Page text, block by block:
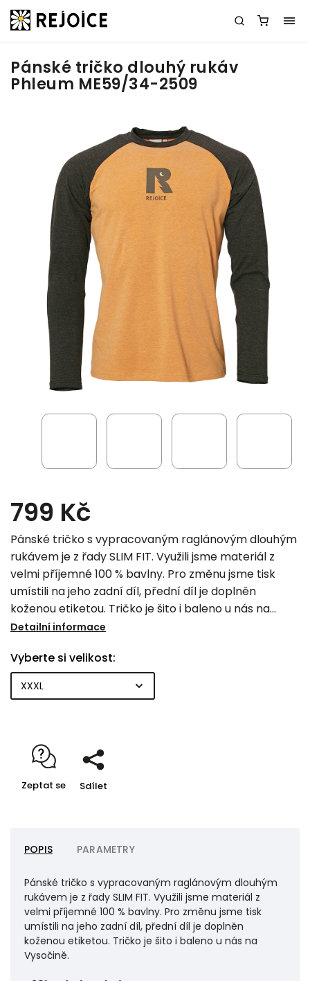
Pánské tričko dlouhý rukáv
Phleum ME59/34-2509
799 Kč
Pánské tričko s vypracovaným raglánovým dlouhým
rukávem je z řady SLIM FIT. Využili jsme materiál z
velmi příjemné 100 % bavlny. Pro změnu jsme tisk
umístili na jeho zadní díl, přední díl je doplněn
koženou etiketou. Tričko je šito i baleno u nás na
Vysočině.
Detailní informace
Vyberte si velikost:
Zeptat se Sdílet
POPIS PARAMETRY
Pánské tričko s vypracovaným raglánovým dlouhým
rukávem je z řady SLIM FIT. Využili jsme materiál z
velmi příjemné 100 % bavlny. Pro změnu jsme tisk
umístili na jeho zadní díl, přední díl je doplněn
koženou etiketou. Tričko je šito i baleno u nás na
Vysočině.